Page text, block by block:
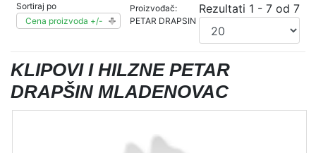
Sortiraj po
Cena proizvoda +/-
Proizvođač:
PETAR DRAPSIN
Rezultati 1 - 7 od 7
KLIPOVI I HILZNE PETAR
DRAPŠIN MLADENOVAC